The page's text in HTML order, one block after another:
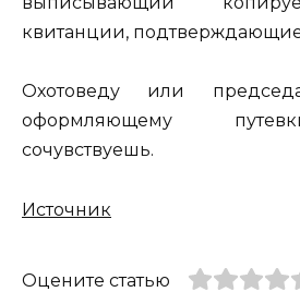
квитанции, подтверждающие
Охотоведу или
оформляющему
сочувствуешь.
Источник
Оцените статью